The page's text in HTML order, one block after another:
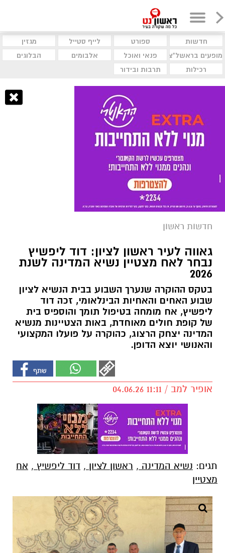
חדשות ספורט לייף סטייל
מגזין
מופעים בראשל"צ
פנאי ואוכל אלבומים
הבלוגים
רכילות
תרבות ובידור
חדשות ראשון
גאווה לעיר ראשון לציון: דוד ליפשיץ
נבחר לאח מצטיין נשיא המדינה לשנת
2026
בטקס ההוקרה שנערך השבוע בבית הנשיא לציון
שבוע האחים והאחיות הבינלאומי, זכה דוד
ליפשיץ, אח מומחה בטיפול תומך והוספיס בית
של קופת חולים מאוחדת, באות הצטיינות מנשיא
המדינה יצחק הרצוג, כהוקרה על פועלו המקצועי
והאנושי יוצא הדופן.
אופיר למב / 11:11 04.06.26
תגים: נשיא המדינה , ראשון לציון , דוד ליפשיץ , אח
מצטיין